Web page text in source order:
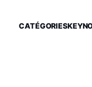
CATÉGORIES